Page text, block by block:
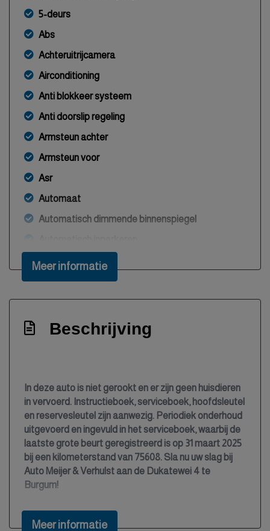
5-deurs
Abs
Achteruitrijcamera
Airconditioning
Anti blokkeer systeem
Anti doorslip regeling
Armsteun achter
Armsteun voor
Asr
Automaat
Automatisch dimmende binnenspiegel
Bestuurdersairbag
Bestuurdersstoel in hoogte verstelbaar
Bluetooth
Boordcomputer
Bumpers in carrosseriekleur
Centrale deurvergrendeling met
afstandsbediening
Climate control (airconditioning)
Cruise control
Dodehoek detectie
Elektrisch bedienbare ramen
Meer informatie
Beschrijving
In deze auto is niet gerookt en er zijn geen huisdieren
in vervoerd. Instructieboek, serviceboek, hoofdsleutel
en reservesleutel zijn aanwezig. Periodiek onderhoud
uitgevoerd en ingevuld in het serviceboek, waarbij de
laatste grote beurt geregistreerd is op 31 maart 2025
bij een kilometerstand van 75608. Sla nu uw slag bij
Auto Meijer & Verhulst aan de Dukatewei 4 te
Burgum!
Meer informatie